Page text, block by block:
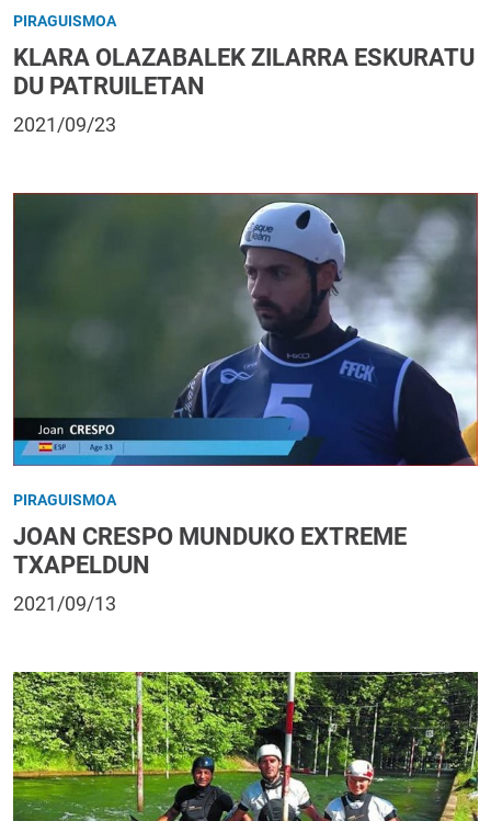
PIRAGUISMOA
KLARA OLAZABALEK ZILARRA ESKURATU
DU PATRUILETAN
2021/09/23
PIRAGUISMOA
JOAN CRESPO MUNDUKO EXTREME
TXAPELDUN
2021/09/13